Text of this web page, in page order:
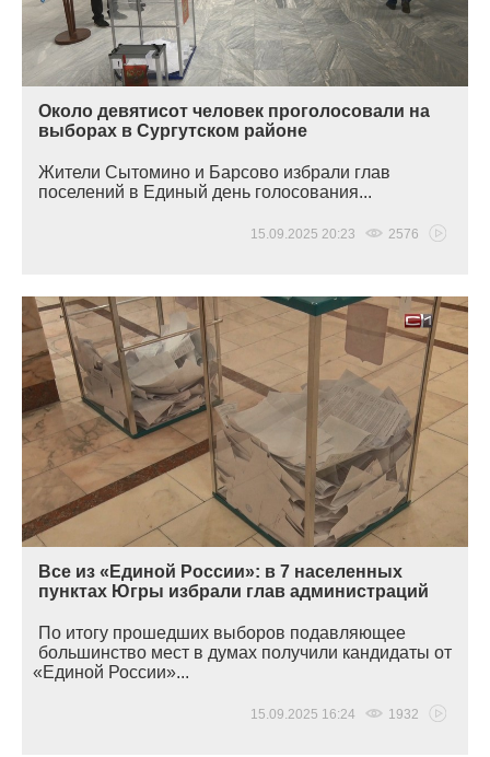
Около девятисот человек проголосовали на
выборах в Сургутском районе
Жители Сытомино и Барсово избрали глав
поселений в Единый день голосования...
15.09.2025 20:23 2576
Все из «Единой России»: в 7 населенных
пунктах Югры избрали глав администраций
По итогу прошедших выборов подавляющее
большинство мест в думах получили кандидаты от
«Единой России»...
15.09.2025 16:24 1932